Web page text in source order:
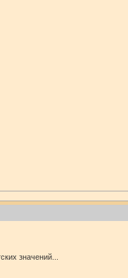
значений...